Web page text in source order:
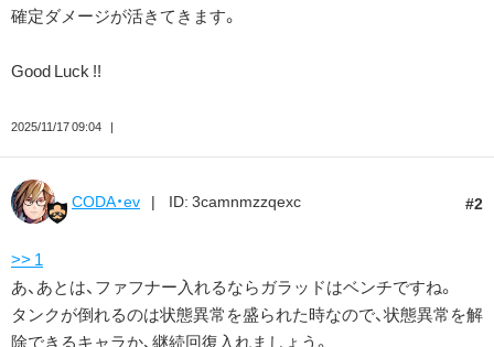
確定ダメージが活きてきます。
Good Luck !!
2025/11/17 09:04
2
CODA・ev ID: 3camnmzzqexc
>> 1
あ、あとは、ファフナー入れるならガラッドはベンチですね。
タンクが倒れるのは状態異常を盛られた時なので、状態異常を解
除できるキャラか、継続回復入れましょう。